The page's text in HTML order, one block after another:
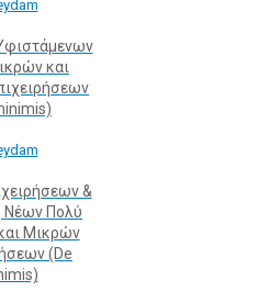
και
&
Νέων Πολύ
Μικρών
(De